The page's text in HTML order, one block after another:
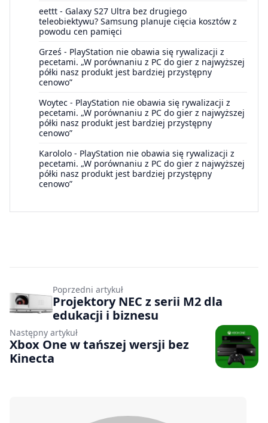
eettt - Galaxy S27 Ultra bez drugiego
teleobiektywu? Samsung planuje cięcia kosztów z
powodu cen pamięci
Grześ - PlayStation nie obawia się rywalizacji z
pecetami. „W porównaniu z PC do gier z najwyższej
półki nasz produkt jest bardziej przystępny
cenowo”
Woytec - PlayStation nie obawia się rywalizacji z
pecetami. „W porównaniu z PC do gier z najwyższej
półki nasz produkt jest bardziej przystępny
cenowo”
Karololo - PlayStation nie obawia się rywalizacji z
pecetami. „W porównaniu z PC do gier z najwyższej
półki nasz produkt jest bardziej przystępny
cenowo”
Poprzedni artykuł
Projektory NEC z serii M2 dla
edukacji i biznesu
Następny artykuł
Xbox One w tańszej wersji bez
Kinecta